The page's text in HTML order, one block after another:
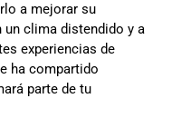
a mejorar su
clima distendido y a
experiencias de
ha compartido
parte de tu